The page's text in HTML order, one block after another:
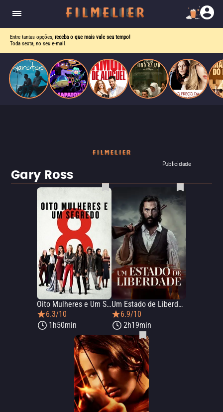
Entre tantas opções, receba o que mais vale seu tempo!
Toda sexta, no seu e-mail.
Publicidade
Gary Ross
Oito Mulheres e Um Segredo
6.3/10
1h50min
Um Estado de Liberdade
6.9/10
2h19min
aceitação.